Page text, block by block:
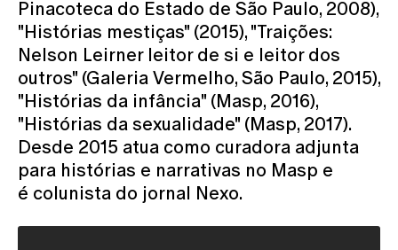
Pinacoteca do Estado de São Paulo, 2008),
"Histórias mestiças" (2015), "Traições:
Nelson Leirner leitor de si e leitor dos
outros" (Galeria Vermelho, São Paulo, 2015),
"Histórias da infância" (Masp, 2016),
"Histórias da sexualidade" (Masp, 2017).
Desde 2015 atua como curadora adjunta
para histórias e narrativas no Masp e
é colunista do jornal Nexo.